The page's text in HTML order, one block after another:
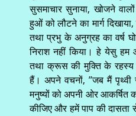
सुसमाचार सुनाया, खोजने
हुओं को लौटने का मार्ग दिखाया,
तथा प्रभु के अनुग्रह का वर्ष
निराश नहीं किया। हे येसु
तथा क्रूस की मुक्ति के
हैं। अपने वचनों, ’’जब मैं
मनुष्यों को अपनी ओर आकर्षित
कीजिए और हमें पाप की दासता